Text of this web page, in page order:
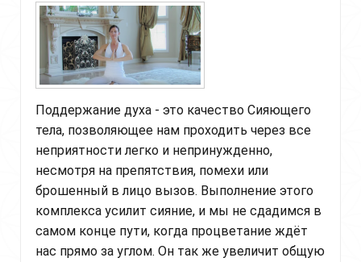
Kidneys)
Поддержание духа - это качество Сияющего
тела, позволяющее нам проходить через все
неприятности легко и непринужденно,
несмотря на препятствия, помехи или
брошенный в лицо вызов. Выполнение этого
комплекса усилит сияние, и мы не сдадимся в
самом конце пути, когда процветание ждёт
нас прямо за углом. Он так же увеличит общую